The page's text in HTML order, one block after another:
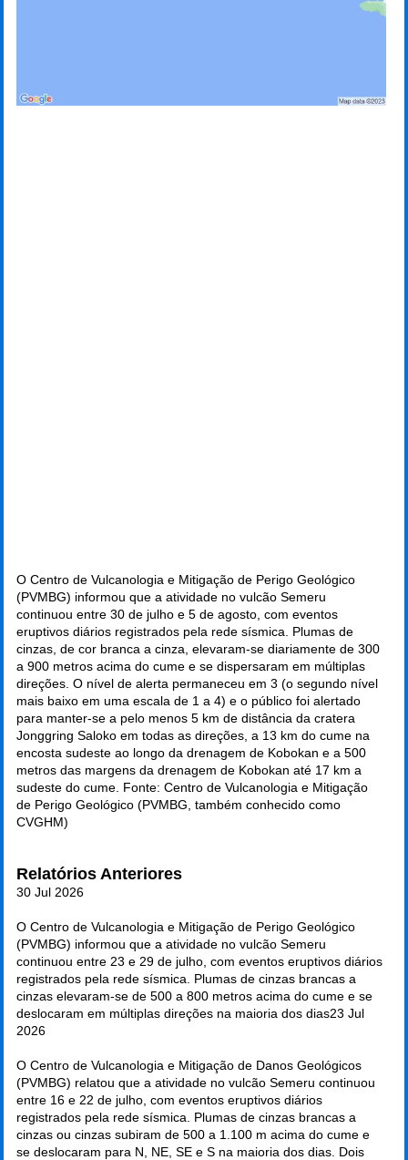
O Centro de Vulcanologia e Mitigação de Perigo Geológico
(PVMBG) informou que a atividade no vulcão Semeru
continuou entre 30 de julho e 5 de agosto, com eventos
eruptivos diários registrados pela rede sísmica. Plumas de
cinzas, de cor branca a cinza, elevaram-se diariamente de 300
a 900 metros acima do cume e se dispersaram em múltiplas
direções. O nível de alerta permaneceu em 3 (o segundo nível
mais baixo em uma escala de 1 a 4) e o público foi alertado
para manter-se a pelo menos 5 km de distância da cratera
Jonggring Saloko em todas as direções, a 13 km do cume na
encosta sudeste ao longo da drenagem de Kobokan e a 500
metros das margens da drenagem de Kobokan até 17 km a
sudeste do cume. Fonte: Centro de Vulcanologia e Mitigação
de Perigo Geológico (PVMBG, também conhecido como
CVGHM)
Relatórios Anteriores
30 Jul 2026
O Centro de Vulcanologia e Mitigação de Perigo Geológico
(PVMBG) informou que a atividade no vulcão Semeru
continuou entre 23 e 29 de julho, com eventos eruptivos diários
registrados pela rede sísmica. Plumas de cinzas brancas a
cinzas elevaram-se de 500 a 800 metros acima do cume e se
deslocaram em múltiplas direções na maioria dos dias23 Jul
2026
O Centro de Vulcanologia e Mitigação de Danos Geológicos
(PVMBG) relatou que a atividade no vulcão Semeru continuou
entre 16 e 22 de julho, com eventos eruptivos diários
registrados pela rede sísmica. Plumas de cinzas brancas a
cinzas ou cinzas subiram de 500 a 1.100 m acima do cume e
se deslocaram para N, NE, SE e S na maioria dos dias. Dois